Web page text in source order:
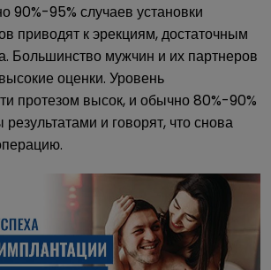
90%-95% случаев установки
приводят к эрекциям, достаточным
Большинство мужчин и их партнеров
оценки. Уровень
протезом высок, и обычно 80%-90%
и говорят, что снова